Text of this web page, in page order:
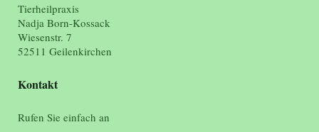
Tierheilpraxis
Nadja Born-Kossack
Wiesenstr. 7
52511 Geilenkirchen
Kontakt
Rufen Sie einfach an